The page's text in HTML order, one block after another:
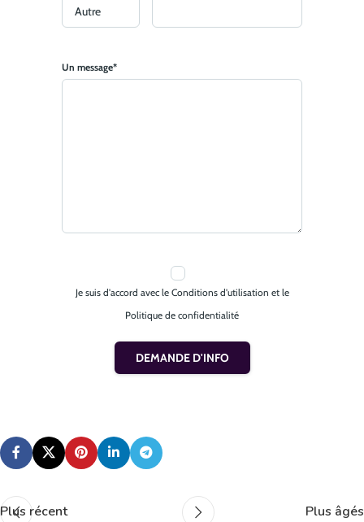
Un message*
Je suis d'accord avec le Conditions d'utilisation et le
Politique de confidentialité
DEMANDE D'INFO
Plus récent Plus âgés